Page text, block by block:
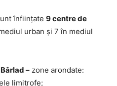
înființate 9 centre de
urban și 7 în mediul
– zone arondate:
limitrofe;